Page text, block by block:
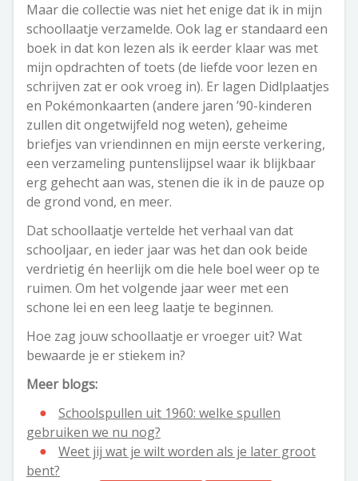
Maar die collectie was niet het enige dat ik in mijn
schoollaatje verzamelde. Ook lag er standaard een
boek in dat kon lezen als ik eerder klaar was met
mijn opdrachten of toets (de liefde voor lezen en
schrijven zat er ook vroeg in). Er lagen Didlplaatjes
en Pokémonkaarten (andere jaren ’90-kinderen
zullen dit ongetwijfeld nog weten), geheime
briefjes van vriendinnen en mijn eerste verkering,
een verzameling puntenslijpsel waar ik blijkbaar
erg gehecht aan was, stenen die ik in de pauze op
de grond vond, en meer.
Dat schoollaatje vertelde het verhaal van dat
schooljaar, en ieder jaar was het dan ook beide
verdrietig én heerlijk om die hele boel weer op te
ruimen. Om het volgende jaar weer met een
schone lei en een leeg laatje te beginnen.
Hoe zag jouw schoollaatje er vroeger uit? Wat
bewaarde je er stiekem in?
Meer blogs:
Schoolspullen uit 1960: welke spullen
gebruiken we nu nog?
Weet jij wat je wilt worden als je later groot
bent?